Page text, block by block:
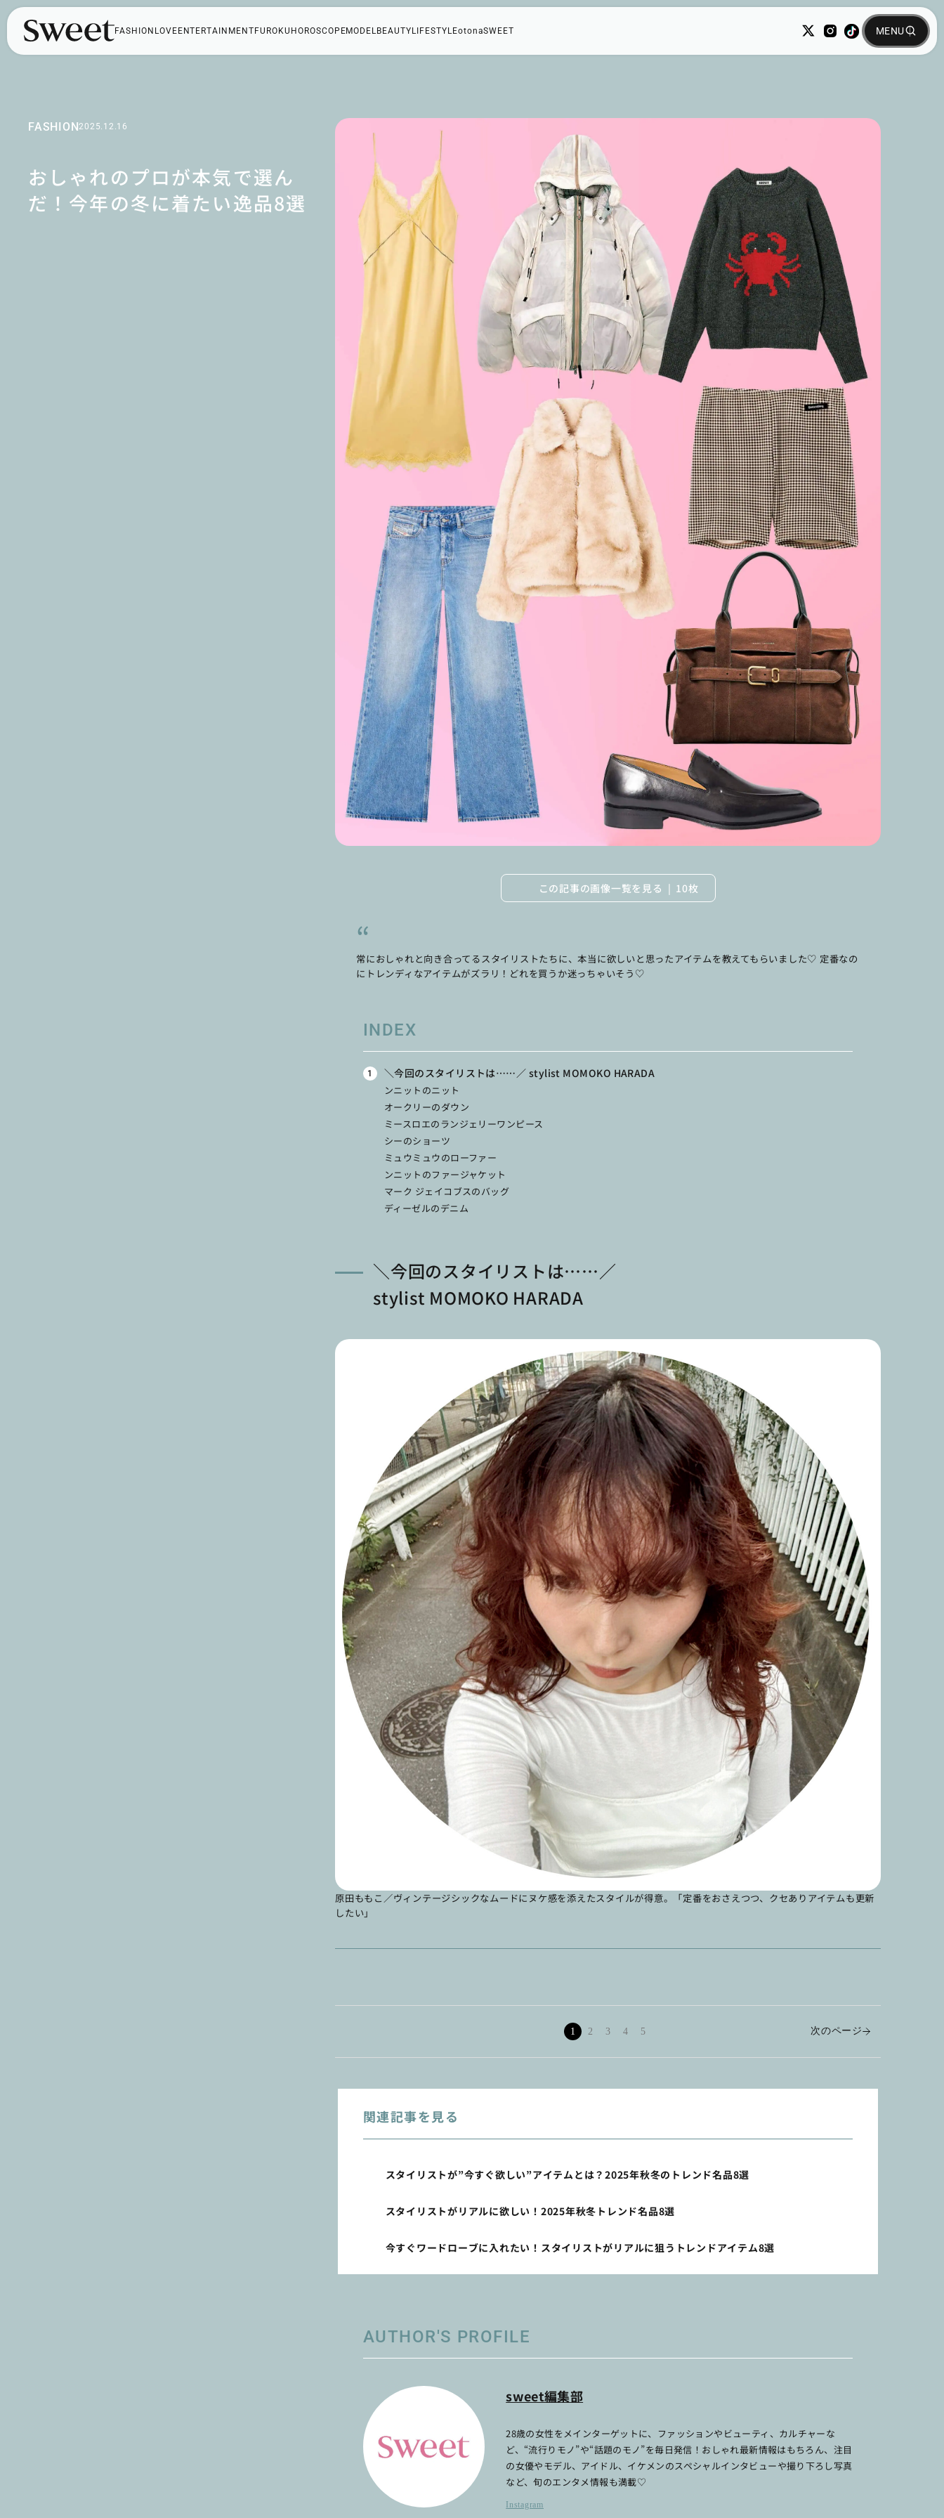
FASHION LOVE ENTERTAINMENT FUROKU HOROSCOPEMODELBEAUTY LIFESTYLEotonaSWEET
FASHION2025.12.16
おしゃれのプロが本気で選ん
だ！今年の冬に着たい逸品8選
この記事の画像一覧を見る 10枚
常におしゃれと向き合ってるスタイリストたちに、本当に欲しいと思ったアイテムを教えてもらいました♡ 定番なの
にトレンディなアイテムがズラリ！どれを買うか迷っちゃいそう♡
INDEX
＼今回のスタイリストは……／ stylist MOMOKO HARADA
ンニットのニット
オークリーのダウン
ミースロエのランジェリーワンピース
シーのショーツ
ミュウミュウのローファー
ンニットのファージャケット
マーク ジェイコブスのバッグ
ディーゼルのデニム
＼今回のスタイリストは……／
stylist MOMOKO HARADA
原田ももこ／ヴィンテージシックなムードにヌケ感を添えたスタイルが得意。「定番をおさえつつ、クセありアイテムも更新
したい」
1 2 3 4 5 次のページ
関連記事を見る
スタイリストが”今すぐ欲しい”アイテムとは？2025年秋冬のトレンド名品8選
スタイリストがリアルに欲しい！2025年秋冬トレンド名品8選
今すぐワードローブに入れたい！スタイリストがリアルに狙うトレンドアイテム8選
AUTHOR'S PROFILE
sweet編集部
28歳の女性をメインターゲットに、ファッションやビューティ、カルチャーな
ど、“流行りモノ”や“話題のモノ”を毎日発信！おしゃれ最新情報はもちろん、注目
の女優やモデル、アイドル、イケメンのスペシャルインタビューや撮り下ろし写真
など、旬のエンタメ情報も満載♡
Instagram